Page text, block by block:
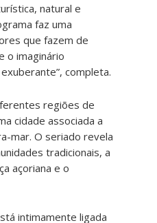
natural e
faz uma
que fazem de
o imaginário
completa.
regiões de
cidade associada a
mar. O seriado revela
tradicionais, a
açoriana e o
intimamente ligada